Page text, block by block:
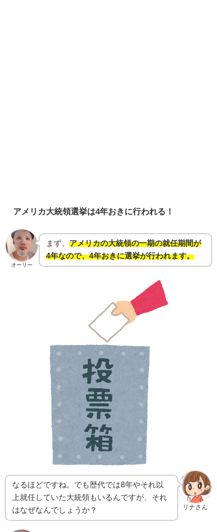
アメリカ大統領選挙は4年おきに行われる！
オーリー
まず、 アメリカの大統領の一期の就任期間が
4年なので、4年おきに選挙が行われます。
リナさん
なるほどですね。でも歴代では8年やそれ以
上就任していた大統領もいるんですが、それ
はなぜなんでしょうか？